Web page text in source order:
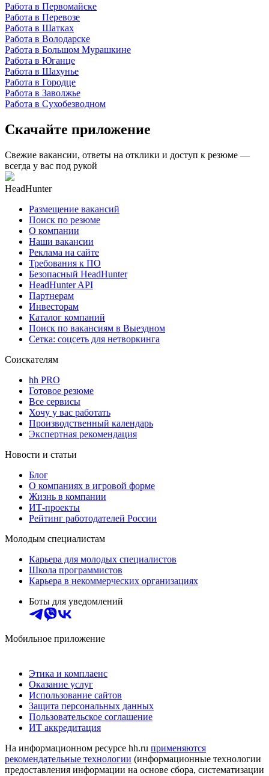
Работа в Первомайске
Работа в Перевозе
Работа в Шатках
Работа в Володарске
Работа в Большом Мурашкине
Работа в Юганце
Работа в Шахунье
Работа в Городце
Работа в Заволжье
Работа в Сухобезводном
Скачайте приложение
Свежие вакансии, ответы на отклики и доступ к резюме —
всегда у вас под рукой
HeadHunter
Размещение вакансий
Поиск по резюме
О компании
Наши вакансии
Реклама на сайте
Требования к ПО
Безопасный HeadHunter
HeadHunter API
Партнерам
Инвесторам
Каталог компаний
Поиск по вакансиям в Выездном
Сетка: соцсеть для нетворкинга
Соискателям
hh PRO
Готовое резюме
Все сервисы
Хочу у вас работать
Производственный календарь
Экспертная рекомендация
Новости и статьи
Блог
О компаниях в игровой форме
Жизнь в компании
ИТ-проекты
Рейтинг работодателей России
Молодым специалистам
Карьера для молодых специалистов
Школа программистов
Карьера в некоммерческих организациях
Боты для уведомлений
Мобильное приложение
Этика и комплаенс
Оказание услуг
Использование сайтов
Защита персональных данных
Пользовательское соглашение
ИТ аккредитация
На информационном ресурсе hh.ru применяются
рекомендательные технологии (информационные технологии
предоставления информации на основе сбора, систематизации